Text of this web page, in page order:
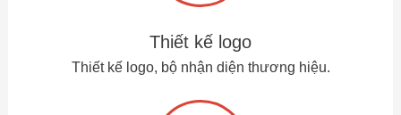
Thiết kế logo
Thiết kế logo, bộ nhận diện thương hiệu.